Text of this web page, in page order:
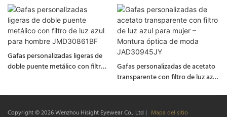
Gafas personalizadas ligeras de
doble puente metálico con filtro
Gafas personalizadas de acetato
transparente con filtro de luz azul
moda JAD30945JY
Copyright © 2026Wenzhou Hisight Eyewear Co., Ltd | Mapa del sitio